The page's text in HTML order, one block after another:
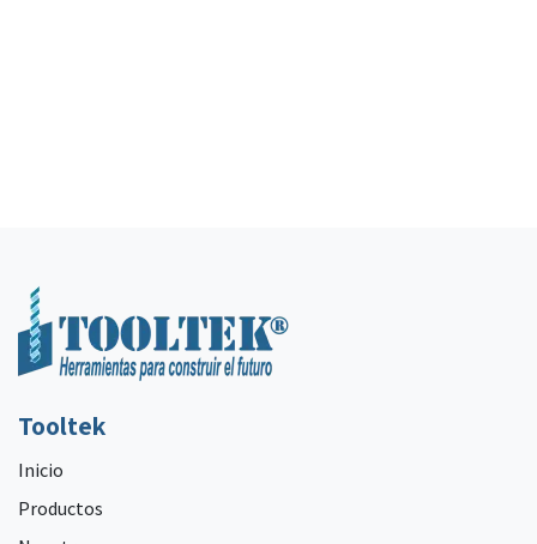
Tooltek
Inicio
Productos